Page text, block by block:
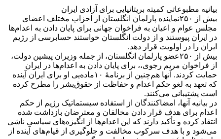
بیانیه مطبوعاتی کمیته بریتانیایی برای آزادی ایران
بیش از ۲۵۰نماینده پارلمان انگلستان از احزاب مختلف اعضای
مجلس عوام و اعیان به فراخوان جهانی برای پایان دادن به اعدام‌ها
در ایران پیوستند و از دولت انگلستان خواستند حسابرسی از رژیم
ایران را در اولویت قرار دهد.
بیش از ۲۵۰عضو پارلمان انگلستان، از جمله وزیران پیشین دولت،
از فراخوان مریم رجوی،، برای پایان دادن به اعدام‌ها در ایران
حمایت کردند. آنها هم‌چنین از برنامهٔ ۱۰ماده‌یی او برای ایران آینده
که تعهد به لغو حکم اعدام و حفاظت از حقوق‌بشر را مطرح کرده
است پشتیبانی می‌کنند.
در بیانیه آنها، امضاکنندگان از استفاده سیستماتیک رژیم از حکم
اعدام برای هدف قرار دادن مخالفان و معترضان بازداشت شده
انتقاد کرده و تأکید دارند که این اعدام‌ها از انگیزه‌های سیاسی ناشی
می‌شود و با هدف سرکوب مخالفت و جلوگیری از قیام‌های آینده از